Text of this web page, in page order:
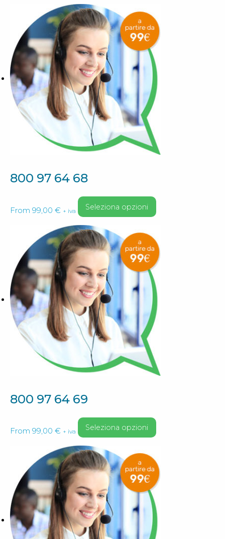
più
varianti.
Le
possono
essere
scelte
prodotto
800 97 64 68
From 99,00 € + iva Seleziona opzioni
Questo
prodotto
più
varianti.
Le
possono
essere
scelte
prodotto
800 97 64 69
From 99,00 € + iva Seleziona opzioni
Questo
prodotto
più
varianti.
Le
possono
essere
scelte